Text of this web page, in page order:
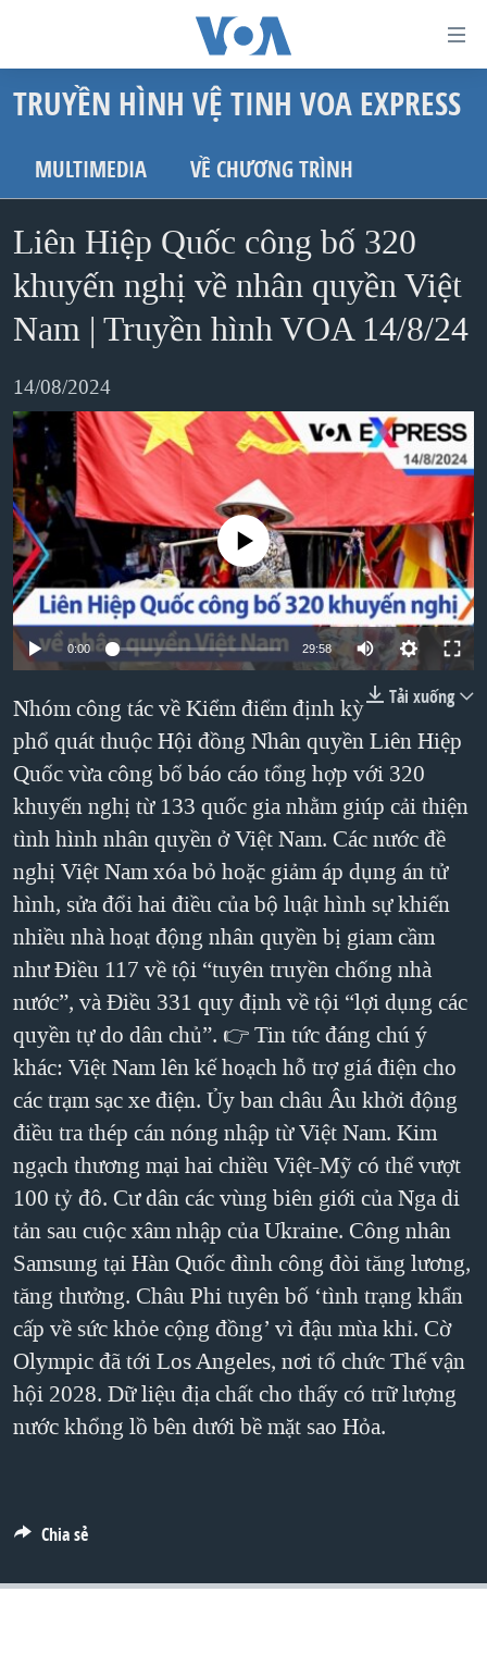
dẫn
truy
cập
dung
chính
Tới
hướng
chính
Đi
tới
"Tìm"
TRANG CHỦ
VIỆT NAM
HOA KỲ
BIỂN ĐÔNG
THẾ GIỚI
BLOG
DIỄN ĐÀN
MỤC
TỰ DO BÁO CHÍ
VẠCH TRẦN TIN GIẢ
NGƯỜI VIỆT HẢI NGOẠI
ĐỜI SỐNG
KINH TẾ
KHOA HỌC
SỨC KHOẺ
VĂN HOÁ
THỂ THAO
GIÁO DỤC
CHUYÊN ĐỀ
CHIẾN TRANH THƯƠNG MẠI CỦA MỸ: QUÁ KHỨ VÀ HIỆN
TẠI
HÀNH TRÌNH BẦU CỬ 2024
MỘT NĂM CHIẾN TRANH TẠI DẢI GAZA
GIẢI MÃ VÀNH ĐAI & CON ĐƯỜNG
NGÀY TỊ NẠN THẾ GIỚI
TRỊNH VĨNH BÌNH - NGƯỜI HẠ 'BÊN THẮNG CUỘC'
GROUND ZERO – XƯA VÀ NAY
CHI PHÍ CHIẾN TRANH AFGHANISTAN
CÁC GIÁ TRỊ CỘNG HÒA Ở VIỆT NAM
THƯỢNG ĐỈNH TRUMP-KIM TẠI VIỆT NAM
TRỊNH VĨNH BÌNH VS. CHÍNH PHỦ VIỆT NAM
NGƯ DÂN VIỆT VÀ LÀN SÓNG TRỘM HẢI SÂM
BÊN KIA QUỐC LỘ: TIẾNG VỌNG TỪ NÔNG THÔN MỸ
QUAN HỆ VIỆT MỸ
HỌC TIẾNG ANH
VIDEO
NGHE
MẠNG XÃ HỘI
Ngôn ngữ khác
TRUYỀN HÌNH VỆ TINH VOA EXPRESS
MULTIMEDIA VỀ CHƯƠNG TRÌNH
Liên Hiệp Quốc công bố 320
khuyến nghị về nhân quyền Việt
Nam | Truyền hình VOA 14/8/24
14/08/2024
No media source currently available
0:00 29:58
Tải xuống
Nhóm công tác về Kiểm điểm định kỳ
phổ quát thuộc Hội đồng Nhân quyền Liên Hiệp
Quốc vừa công bố báo cáo tổng hợp với 320
khuyến nghị từ 133 quốc gia nhằm giúp cải thiện
tình hình nhân quyền ở Việt Nam. Các nước đề
nghị Việt Nam xóa bỏ hoặc giảm áp dụng án tử
hình, sửa đổi hai điều của bộ luật hình sự khiến
nhiều nhà hoạt động nhân quyền bị giam cầm
như Điều 117 về tội “tuyên truyền chống nhà
nước”, và Điều 331 quy định về tội “lợi dụng các
quyền tự do dân chủ”. 👉 Tin tức đáng chú ý
khác: Việt Nam lên kế hoạch hỗ trợ giá điện cho
các trạm sạc xe điện. Ủy ban châu Âu khởi động
điều tra thép cán nóng nhập từ Việt Nam. Kim
ngạch thương mại hai chiều Việt-Mỹ có thể vượt
100 tỷ đô. Cư dân các vùng biên giới của Nga di
tản sau cuộc xâm nhập của Ukraine. Công nhân
Samsung tại Hàn Quốc đình công đòi tăng lương,
tăng thưởng. Châu Phi tuyên bố ‘tình trạng khẩn
cấp về sức khỏe cộng đồng’ vì đậu mùa khỉ. Cờ
Olympic đã tới Los Angeles, nơi tổ chức Thế vận
hội 2028. Dữ liệu địa chất cho thấy có trữ lượng
nước khổng lồ bên dưới bề mặt sao Hỏa.
Chia sẻ